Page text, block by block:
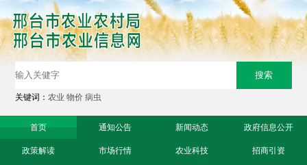
关键词：农业 物价 病虫
首页 通知公告 新闻动态 政府信息公开
政策解读 市场行情 农业科技 招商引资